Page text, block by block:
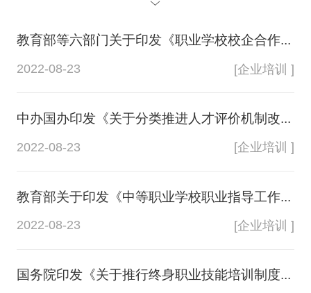
教育部等六部门关于印发《职业学校校企合作...
2022-08-23 [企业培训 ]
中办国办印发《关于分类推进人才评价机制改...
2022-08-23 [企业培训 ]
教育部关于印发《中等职业学校职业指导工作...
2022-08-23 [企业培训 ]
国务院印发《关于推行终身职业技能培训制度...